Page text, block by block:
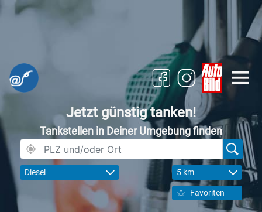
Jetzt günstig tanken!
Tankstellen in Deiner Umgebung finden
Diesel 5 km
Favoriten